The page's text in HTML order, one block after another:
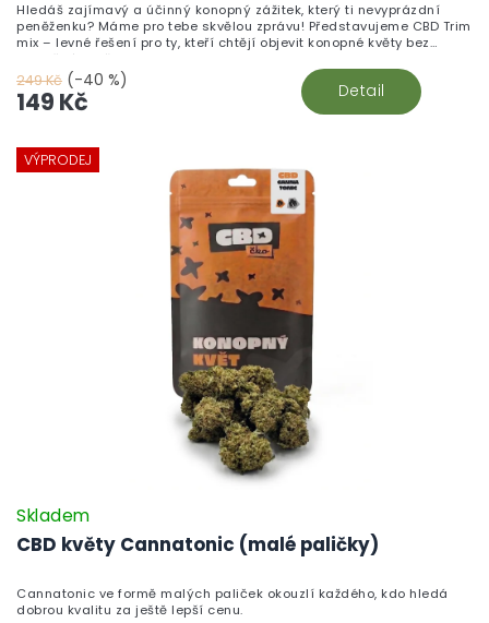
249 Kč (-40 %)
149 Kč Detail
Hledáš zajímavý a účinný konopný zážitek, který ti nevyprázdní
peněženku? Máme pro tebe skvělou zprávu! Představujeme CBD Trim
mix – levné řešení pro ty, kteří chtějí objevit konopné květy bez
zbytečného přepychu.
VÝPRODEJ
CBD květy Cannatonic (malé paličky)
Skladem
Cannatonic ve formě malých paliček okouzlí každého, kdo hledá
dobrou kvalitu za ještě lepší cenu.